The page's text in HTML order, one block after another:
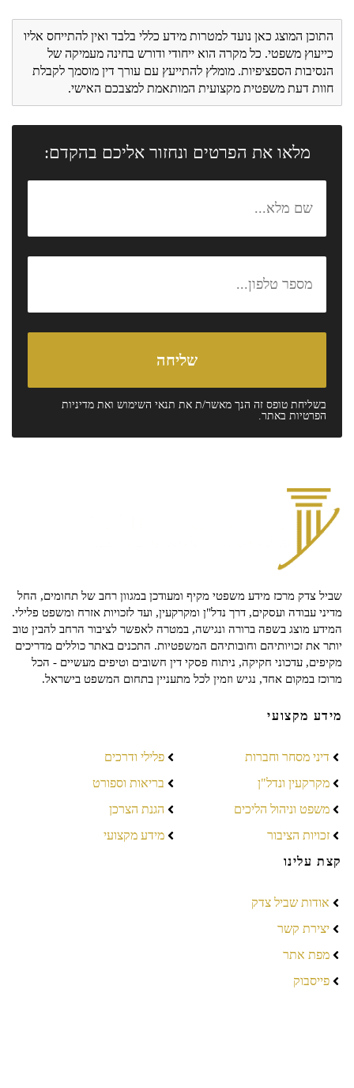
התוכן המוצג כאן נועד למטרות מידע כללי בלבד ואין להתייחס אליו
כייעוץ משפטי. כל מקרה הוא ייחודי ודורש בחינה מעמיקה של
הנסיבות הספציפיות. מומלץ להתייעץ עם עורך דין מוסמך לקבלת
חוות דעת משפטית מקצועית המותאמת למצבכם האישי.
מלאו את הפרטים ונחזור אליכם בהקדם:
בשליחת טופס זה הנך מאשר/ת את תנאי השימוש ואת מדיניות
הפרטיות באתר.
שביל צדק מרכז מידע משפטי מקיף ומעודכן במגוון רחב של תחומים, החל
מדיני עבודה ועסקים, דרך נדל"ן ומקרקעין, ועד לזכויות אזרח ומשפט פלילי.
המידע מוצג בשפה ברורה ונגישה, במטרה לאפשר לציבור הרחב להבין טוב
יותר את זכויותיהם וחובותיהם המשפטיות. התכנים באתר כוללים מדריכים
מקיפים, עדכוני חקיקה, ניתוח פסקי דין חשובים וטיפים מעשיים - הכל
מרוכז במקום אחד, נגיש וזמין לכל מתעניין בתחום המשפט בישראל.
מידע מקצועי
דיני מסחר וחברות
מקרקעין ונדל"ן
משפט וניהול הליכים
זכויות הציבור
פלילי ודרכים
בריאות וספורט
הגנת הצרכן
מידע מקצועי
קצת עלינו
אודות שביל צדק
יצירת קשר
מפת אתר
פייסבוק